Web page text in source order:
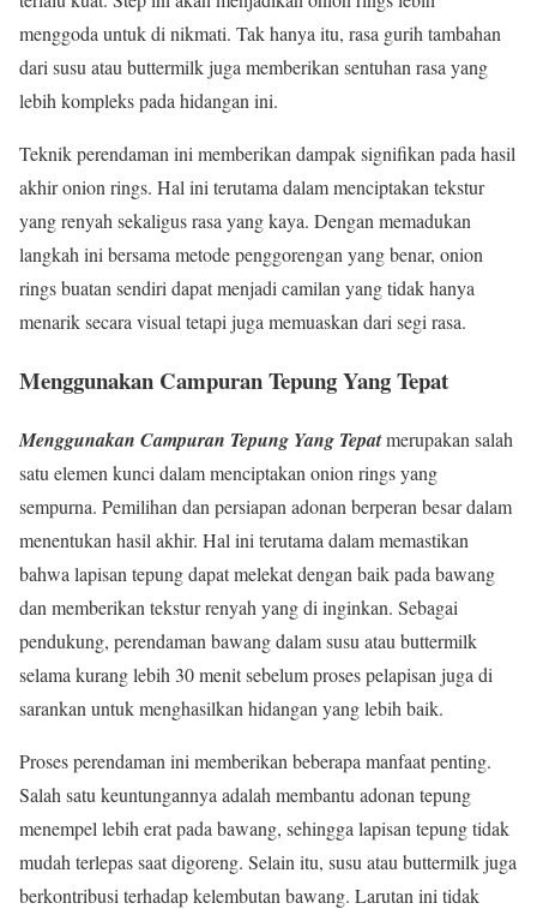
menggoda untuk di nikmati. Tak hanya itu, rasa gurih tambahan
dari susu atau buttermilk juga memberikan sentuhan rasa yang
lebih kompleks pada hidangan ini.
Teknik perendaman ini memberikan dampak signifikan pada hasil
akhir onion rings. Hal ini terutama dalam menciptakan tekstur
yang renyah sekaligus rasa yang kaya. Dengan memadukan
langkah ini bersama metode penggorengan yang benar, onion
rings buatan sendiri dapat menjadi camilan yang tidak hanya
menarik secara visual tetapi juga memuaskan dari segi rasa.
Menggunakan Campuran Tepung Yang Tepat
Menggunakan Campuran Tepung Yang Tepatmerupakan salah
satu elemen kunci dalam menciptakan onion rings yang
sempurna. Pemilihan dan persiapan adonan berperan besar dalam
menentukan hasil akhir. Hal ini terutama dalam memastikan
bahwa lapisan tepung dapat melekat dengan baik pada bawang
dan memberikan tekstur renyah yang di inginkan. Sebagai
pendukung, perendaman bawang dalam susu atau buttermilk
selama kurang lebih 30 menit sebelum proses pelapisan juga di
sarankan untuk menghasilkan hidangan yang lebih baik.
Proses perendaman ini memberikan beberapa manfaat penting.
Salah satu keuntungannya adalah membantu adonan tepung
menempel lebih erat pada bawang, sehingga lapisan tepung tidak
mudah terlepas saat digoreng. Selain itu, susu atau buttermilk juga
berkontribusi terhadap kelembutan bawang. Larutan ini tidak